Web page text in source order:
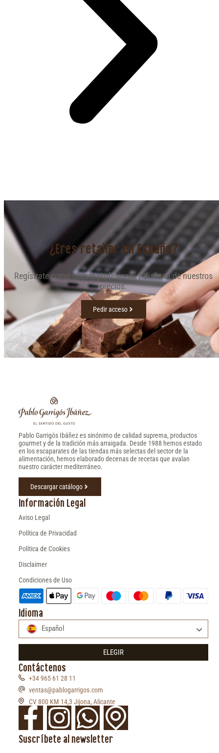
¿Eres retailer en España?
Regístrate como cliente profesional y disfruta de nuestros
precios.
Pedir acceso
Pablo Garrigós Ibáñez es sinónimo de calidad suprema, productos
gourmet y de la tradición más arraigada. Desde 1988 hemos estado
en los escaparates de las tiendas más selectas del sector de la
alimentación, hemos elaborado decenas de recetas que avalan
nuestro carácter mediterráneo.
Descargar catálogo
Información Legal
Aviso Legal
Política de Privacidad
Política de Cookies
Disclaimer
Condiciones de Uso
Idioma
Español
ELEGIR
Contáctenos
+34 965 61 28 11
ventas@pablogarrigos.com
CV 800 KM 14,3 Jijona, Alicante
Suscríbete al newsletter